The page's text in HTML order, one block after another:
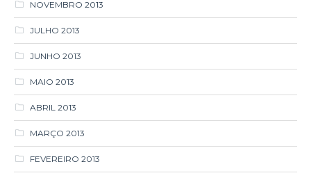
MAIO 2013
ABRIL 2013
MARÇO 2013
FEVEREIRO 2013
JANEIRO 2013
DEZEMBRO 2012
NOVEMBRO 2012